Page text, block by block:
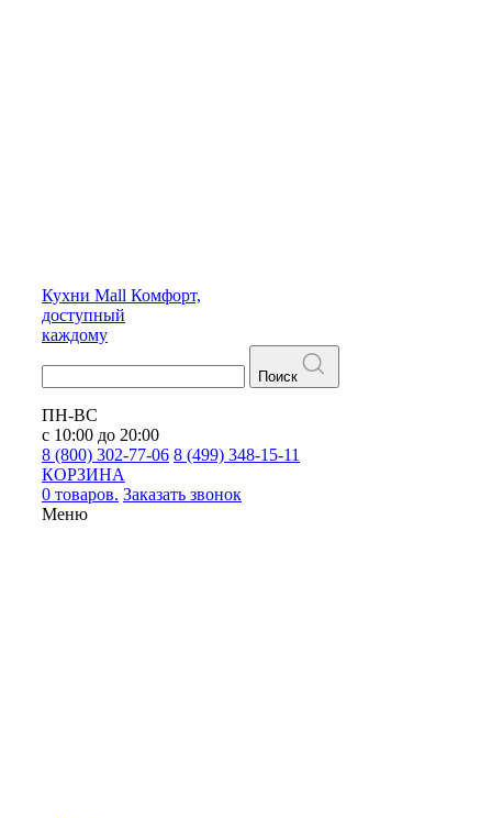
Кухни Mall Комфорт,
доступный
каждому
Поиск
ПН-ВС
с 10:00 до 20:00
8 (800) 302-77-06 8 (499) 348-15-11
КОРЗИНА
0 товаров. Заказать звонок
Меню